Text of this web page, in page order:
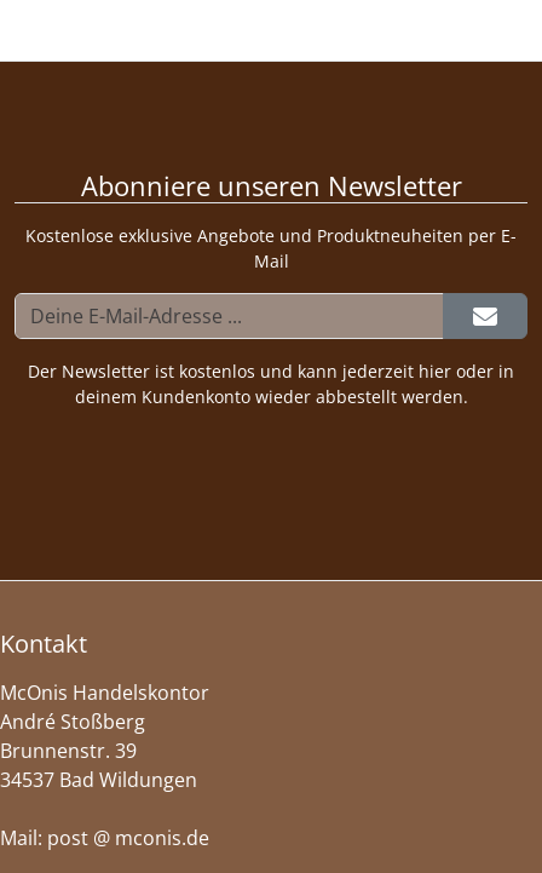
Abonniere unseren Newsletter
Kostenlose exklusive Angebote und Produktneuheiten per E-
Mail
Der Newsletter ist kostenlos und kann jederzeit hier oder in
deinem Kundenkonto wieder abbestellt werden.
Kontakt
McOnis Handelskontor
André Stoßberg
Brunnenstr. 39
34537 Bad Wildungen
Mail: post @ mconis.de